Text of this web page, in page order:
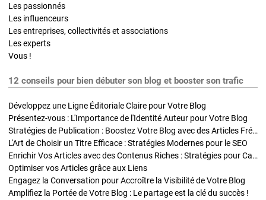
Les passionnés
Les influenceurs
Les entreprises, collectivités et associations
Les experts
Vous !
12 conseils pour bien débuter son blog et booster son trafic
Développez une Ligne Éditoriale Claire pour Votre Blog
Présentez-vous : L'Importance de l'Identité Auteur pour Votre Blog
Stratégies de Publication : Boostez Votre Blog avec des Articles Fréquents et Exclusifs
L'Art de Choisir un Titre Efficace : Stratégies Modernes pour le SEO
Enrichir Vos Articles avec des Contenus Riches : Stratégies pour Captiver et Optimiser
Optimiser vos Articles grâce aux Liens
Engagez la Conversation pour Accroître la Visibilité de Votre Blog
Amplifiez la Portée de Votre Blog : Le partage est la clé du succès !